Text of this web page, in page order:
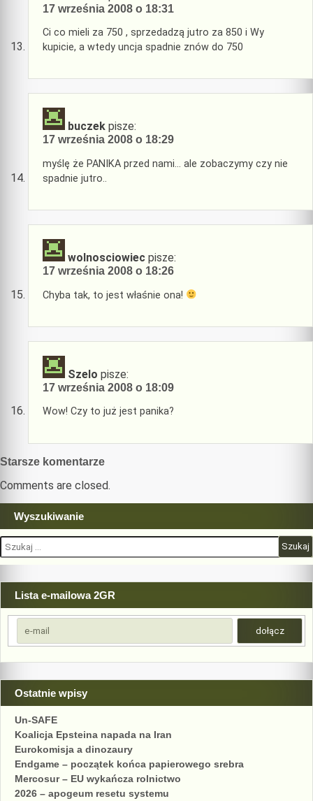
17 września 2008 o 18:31
Ci co mieli za 750 , sprzedadzą jutro za 850 i Wy
kupicie, a wtedy uncja spadnie znów do 750
buczek pisze:
17 września 2008 o 18:29
myślę że PANIKA przed nami… ale zobaczymy czy nie
spadnie jutro..
wolnosciowiec pisze:
17 września 2008 o 18:26
Chyba tak, to jest właśnie ona!
Szelo pisze:
17 września 2008 o 18:09
Wow! Czy to już jest panika?
Nawigacja
komentarzy
Starsze komentarze
Comments are closed.
Wyszukiwanie
Szukaj:
Lista e-mailowa 2GR
Ostatnie wpisy
Un-SAFE
Koalicja Epsteina napada na Iran
Eurokomisja a dinozaury
Endgame – początek końca papierowego srebra
Mercosur – EU wykańcza rolnictwo
2026 – apogeum resetu systemu